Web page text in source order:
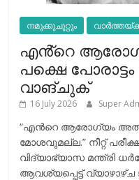
നമുക്കുചുറ്റും
എൻ്റെ
പക്ഷെ
വാങ്ചുക്
16 July 2026 Super
“എന്‍റെ ആരോഗ്യം
മോശവുമല്ല.” നീറ്റ്
വിദ്യാഭ്യാസ മന്ത്രി
ആവശ്യപ്പെട്ട് വ്യാഴാഴ്ച